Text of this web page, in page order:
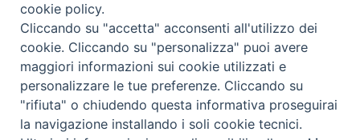
Copyright © 2019 - Tutti i diritti riservati - Vita
Trentina Editrice
Privacy Policy
Torna
cookie policy.
Cliccando su "accetta" acconsenti all'utilizzo dei
cookie. Cliccando su "personalizza" puoi avere
maggiori informazioni sui cookie utilizzati e
personalizzare le tue preferenze. Cliccando su
"rifiuta" o chiudendo questa informativa proseguirai
la navigazione installando i soli cookie tecnici.